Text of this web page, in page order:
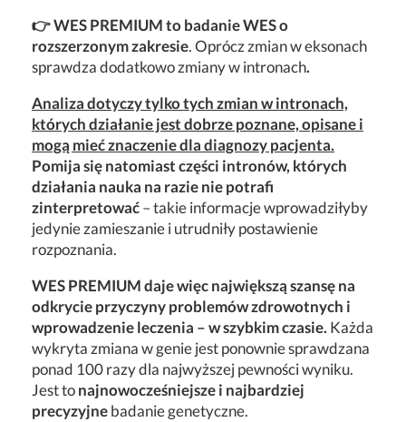
👉 WES PREMIUM to badanie WES o
rozszerzonym zakresie. Oprócz zmian w eksonach
sprawdza dodatkowo zmiany w intronach.
Analiza dotyczy tylko tych zmian w intronach,
których działanie jest dobrze poznane, opisane i
mogą mieć znaczenie dla diagnozy pacjenta.
Pomija się natomiast części intronów, których
działania nauka na razie nie potrafi
zinterpretować– takie informacje wprowadziłyby
jedynie zamieszanie i utrudniły postawienie
rozpoznania.
WES PREMIUM daje więc największą szansę na
odkrycie przyczyny problemów zdrowotnych i
wprowadzenie leczenia – w szybkim czasie. Każda
wykryta zmiana w genie jest ponownie sprawdzana
ponad 100 razy dla najwyższej pewności wyniku.
Jest tonajnowocześniejsze i najbardziej
precyzyjnebadanie genetyczne.